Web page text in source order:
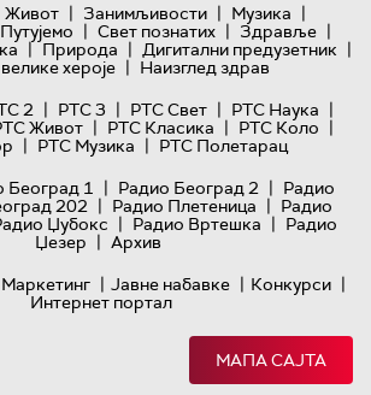
Живот | Занимљивости | Музика |
Путујемо | Свет познатих | Здравље |
| Природа | Дигитални предузетник |
хероје | Наизглед здрав
2 | РТС 3 | РТС Свет | РТС Наука |
Живот | РТС Класика | РТС Коло |
| РТС Музика | РТС Полетарац
Београд 1 | Радио Београд 2 | Радио
202 | Радио Плетеница | Радио
Џубокс | Радио Вртешка | Радио
Џезер | Архив
Маркетинг | Јавне набавке | Конкурси |
Интернет портал
МАПА САЈТА